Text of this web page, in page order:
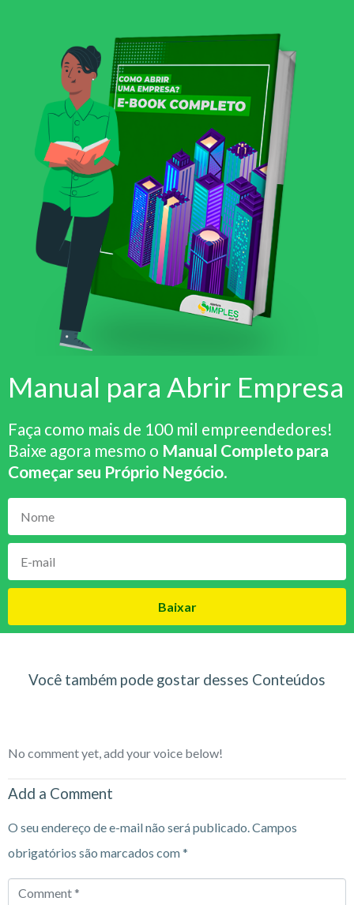
Manual para Abrir Empresa
Faça como mais de 100 mil empreendedores!
Baixe agora mesmo o Manual Completo para
Começar seu Próprio Negócio.
Baixar
Você também pode gostar desses Conteúdos
No comment yet, add your voice below!
Add a Comment
O seu endereço de e-mail não será publicado.Campos
obrigatórios são marcados com*
Comment